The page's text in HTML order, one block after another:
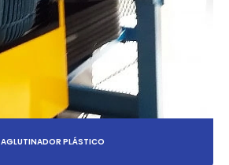
AGLUTINADOR PLÁSTICO